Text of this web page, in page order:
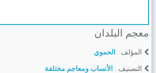
معجم البلدان
المؤلف : الحموي
التصنيف : الأنساب ومعاجم مختلفة